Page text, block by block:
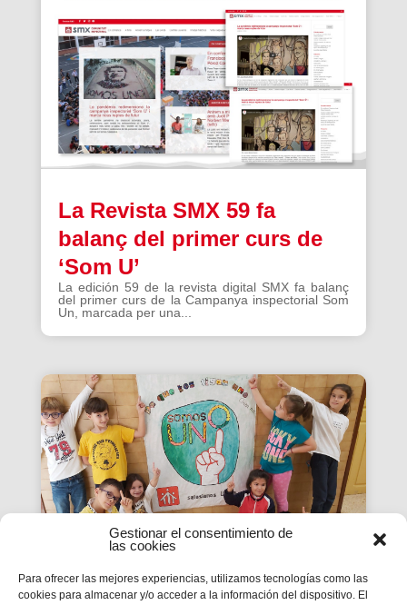
Gestionar el consentimiento de
las cookies
Para ofrecer las mejores experiencias, utilizamos tecnologías como las
cookies para almacenar y/o acceder a la información del dispositivo. El
La Revista SMX 59 fa
balanç del primer curs de
‘Som U’
La edición 59 de la revista digital SMX fa balanç
del primer curs de la Campanya inspectorial Som
Un, marcada per una...